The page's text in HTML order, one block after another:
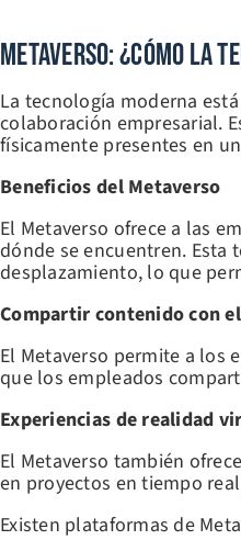
Metaverso: ¿Cómo La
La tecnología moderna
colaboración empresarial.
físicamente presentes en
Beneficios del Metaverso
El Metaverso ofrece a las
dónde se encuentren.
desplazamiento, lo que
Compartir contenido con
El Metaverso permite a los
que los empleados
Experiencias de realidad
El Metaverso también
en proyectos en tiempo
Existen plataformas de